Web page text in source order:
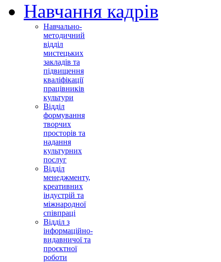
Навчання кадрів
Навчально-
методичний
відділ
мистецьких
закладів та
підвищення
кваліфікації
працівників
культури
Відділ
формування
творчих
просторів та
надання
культурних
послуг
Відділ
менеджменту,
креативних
індустрій та
міжнародної
співпраці
Відділ з
інформаційно-
видавничої та
проєктної
роботи